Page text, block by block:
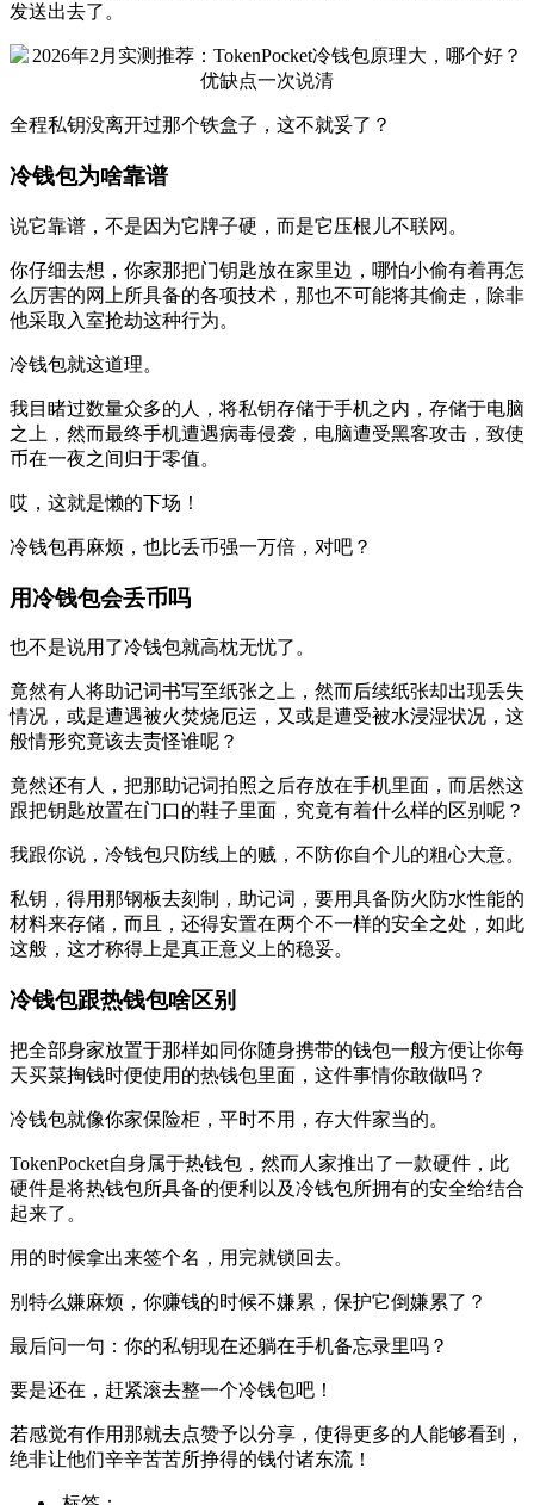
发送出去了。
全程私钥没离开过那个铁盒子，这不就妥了？
冷钱包为啥靠谱
说它靠谱，不是因为它牌子硬，而是它压根儿不联网。
你仔细去想，你家那把门钥匙放在家里边，哪怕小偷有着再怎
么厉害的网上所具备的各项技术，那也不可能将其偷走，除非
他采取入室抢劫这种行为。
冷钱包就这道理。
我目睹过数量众多的人，将私钥存储于手机之内，存储于电脑
之上，然而最终手机遭遇病毒侵袭，电脑遭受黑客攻击，致使
币在一夜之间归于零值。
哎，这就是懒的下场！
冷钱包再麻烦，也比丢币强一万倍，对吧？
用冷钱包会丢币吗
也不是说用了冷钱包就高枕无忧了。
竟然有人将助记词书写至纸张之上，然而后续纸张却出现丢失
情况，或是遭遇被火焚烧厄运，又或是遭受被水浸湿状况，这
般情形究竟该去责怪谁呢？
竟然还有人，把那助记词拍照之后存放在手机里面，而居然这
跟把钥匙放置在门口的鞋子里面，究竟有着什么样的区别呢？
我跟你说，冷钱包只防线上的贼，不防你自个儿的粗心大意。
私钥，得用那钢板去刻制，助记词，要用具备防火防水性能的
材料来存储，而且，还得安置在两个不一样的安全之处，如此
这般，这才称得上是真正意义上的稳妥。
冷钱包跟热钱包啥区别
把全部身家放置于那样如同你随身携带的钱包一般方便让你每
天买菜掏钱时便使用的热钱包里面，这件事情你敢做吗？
冷钱包就像你家保险柜，平时不用，存大件家当的。
TokenPocket自身属于热钱包，然而人家推出了一款硬件，此
硬件是将热钱包所具备的便利以及冷钱包所拥有的安全给结合
起来了。
用的时候拿出来签个名，用完就锁回去。
别特么嫌麻烦，你赚钱的时候不嫌累，保护它倒嫌累了？
最后问一句：你的私钥现在还躺在手机备忘录里吗？
要是还在，赶紧滚去整一个冷钱包吧！
若感觉有作用那就去点赞予以分享，使得更多的人能够看到，
绝非让他们辛辛苦苦所挣得的钱付诸东流！